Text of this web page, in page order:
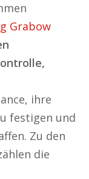
Grabow
ihre
festigen und
Zu den
die